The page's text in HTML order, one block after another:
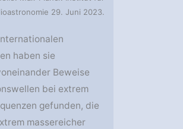
29. Juni 2023.
haben sie
Beweise
bei extrem
gefunden, die
massereicher